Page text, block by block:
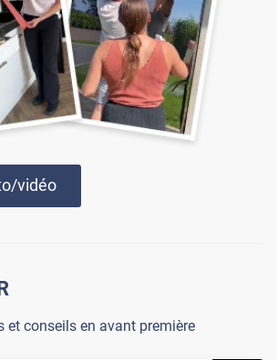
vidéo
et conseils en avant première